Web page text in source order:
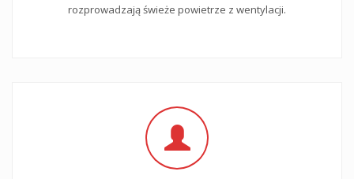
rozprowadzają świeże powietrze z wentylacji.